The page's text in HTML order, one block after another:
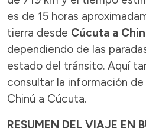
es de 15 horas
tierra desde Cúcuta a
dependiendo de las
estado del tránsito. Aquí
consultar la información
Chinú a Cúcuta.
RESUMEN DEL VIAJE EN